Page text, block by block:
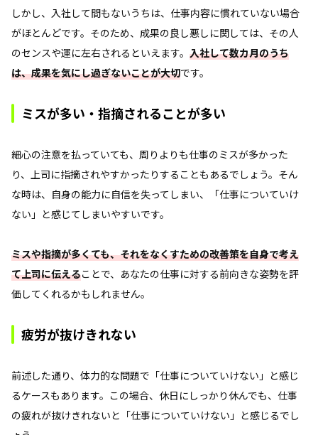
しかし、入社して間もないうちは、仕事内容に慣れていない場合
がほとんどです。そのため、成果の良し悪しに関しては、その人
のセンスや運に左右されるといえます。 入社して数カ月のうち
は、成果を気にし過ぎないことが大切です。
ミスが多い・指摘されることが多い
細心の注意を払っていても、周りよりも仕事のミスが多かった
り、上司に指摘されやすかったりすることもあるでしょう。そん
な時は、自身の能力に自信を失ってしまい、「仕事についていけ
ない」と感じてしまいやすいです。
ミスや指摘が多くても、それをなくすための改善策を自身で考え
て上司に伝えることで、あなたの仕事に対する前向きな姿勢を評
価してくれるかもしれません。
疲労が抜けきれない
前述した通り、体力的な問題で「仕事についていけない」と感じ
るケースもあります。この場合、休日にしっかり休んでも、仕事
の疲れが抜けきれないと「仕事についていけない」と感じるでし